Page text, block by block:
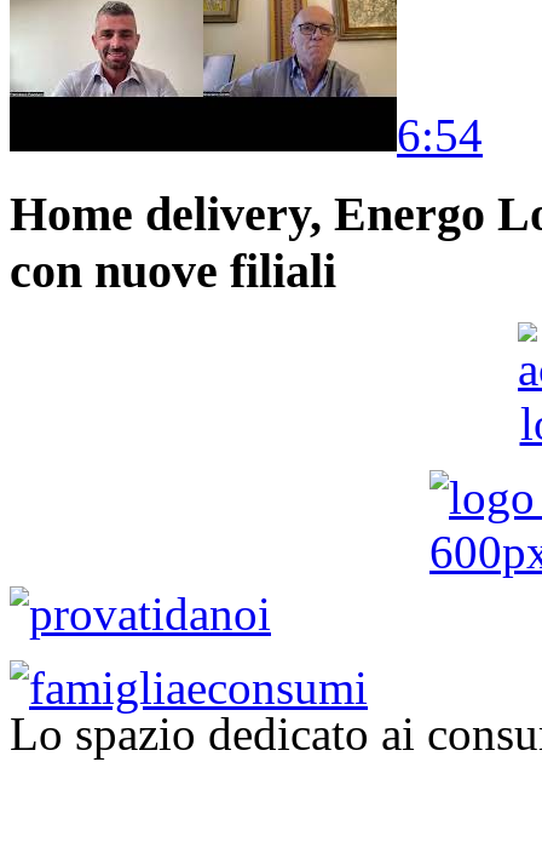
6:54
Home delivery, Energo
con nuove filiali
Lo spazio dedicato ai